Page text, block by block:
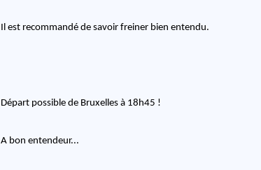
Il est recommandé de savoir freiner bien entendu.
Départ possible de Bruxelles à 18h45 !
A bon entendeur...